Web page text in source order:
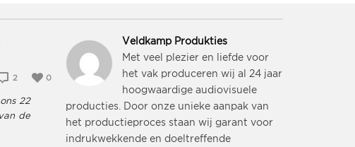
0
2
22
de
Veldkamp Produkties
Met veel plezier en liefde voor
het vak produceren wij al 24 jaar
hoogwaardige audiovisuele
producties. Door onze unieke aanpak van
het productieproces staan wij garant voor
indrukwekkende en doeltreffende